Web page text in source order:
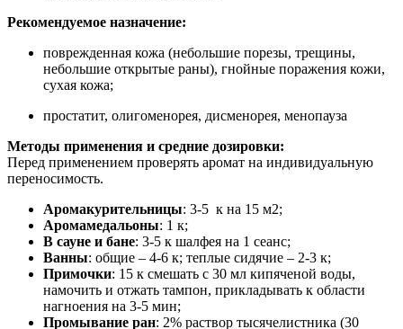
Рекомендуемое назначение:
поврежденная кожа (небольшие порезы, трещины,
небольшие открытые раны), гнойные поражения кожи,
сухая кожа;
простатит, олигоменорея, дисменорея, менопауза
Методы применения и средние дозировки:
Перед применением проверять аромат на индивидуальную
переносимость.
Аромакурительницы: 3-5 к на 15 м2;
Аромамедальоны: 1 к;
В сауне и бане: 3-5 к шалфея на 1 сеанс;
Ванны: общие – 4-6 к; теплые сидячие – 2-3 к;
Примочки: 15 к смешать с 30 мл кипяченой воды,
намочить и отжать тампон, прикладывать к области
нагноения на 3-5 мин;
Промывание ран: 2% раствор тысячелистника (30